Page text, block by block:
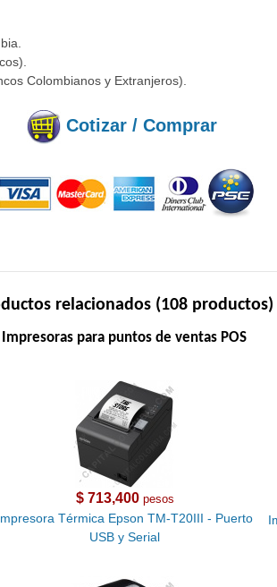
Colombianos y Extranjeros).
Cotizar / Comprar
relacionados (108 productos)
Impresoras para puntos de ventas POS
$ 713,400pesos
Térmica Epson TM-T20III - Puerto
USB y Serial